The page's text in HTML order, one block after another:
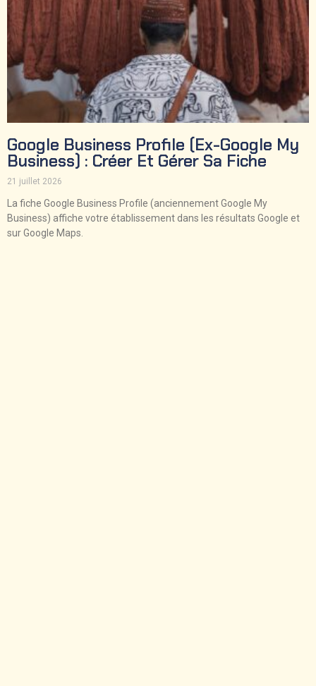
Google Business Profile (ex-Google My
Business) : Créer Et Gérer Sa Fiche
21 juillet 2026
La fiche Google Business Profile (anciennement Google My
Business) affiche votre établissement dans les résultats Google et
sur Google Maps.